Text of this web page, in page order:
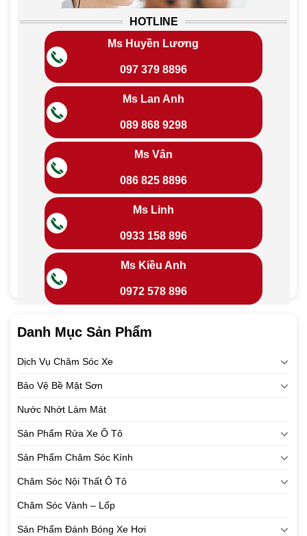
HOTLINE
Ms Huyền Lương
097 379 8896
Ms Lan Anh
089 868 9298
Ms Vân
086 825 8896
Ms Linh
0933 158 896
Ms Kiều Anh
0972 578 896
Danh Mục Sản Phẩm
Dịch Vụ Chăm Sóc Xe
Bảo Vệ Bề Mặt Sơn
Nước Nhớt Làm Mát
Sản Phẩm Rửa Xe Ô Tô
Sản Phẩm Chăm Sóc Kính
Chăm Sóc Nội Thất Ô Tô
Chăm Sóc Vành – Lốp
Sản Phẩm Đánh Bóng Xe Hơi